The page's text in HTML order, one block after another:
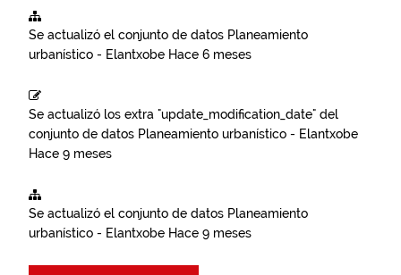
Se actualizó el conjunto de datos Planeamiento
urbanístico - Elantxobe Hace 6 meses
Se actualizó los extra "update_modification_date" del
conjunto de datos Planeamiento urbanístico - Elantxobe
Hace 9 meses
Se actualizó el conjunto de datos Planeamiento
urbanístico - Elantxobe Hace 9 meses